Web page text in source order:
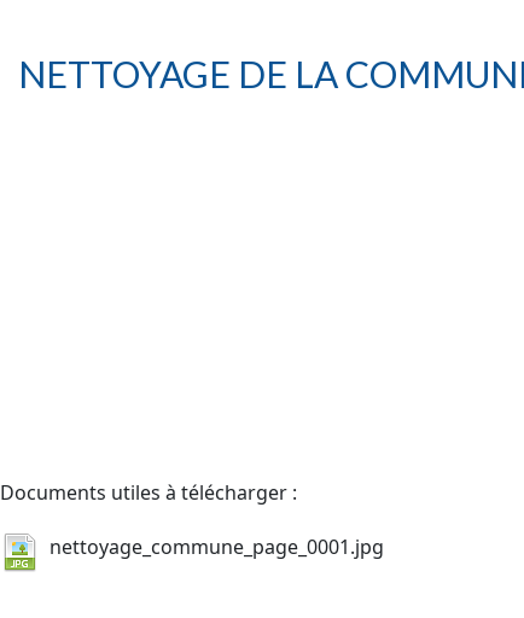
NETTOYAGE DE LA
Documents utiles à télécharger :
nettoyage_commune_page_0001.jpg